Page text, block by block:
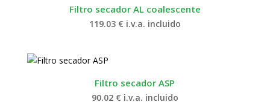
Filtro secador AL coalescente
119.03 € i.v.a. incluido
Filtro secador ASP
90.02 € i.v.a. incluido